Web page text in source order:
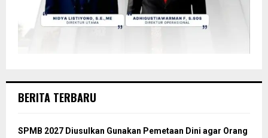
BERITA TERBARU
SPMB 2027 Diusulkan Gunakan Pemetaan Dini agar Orang